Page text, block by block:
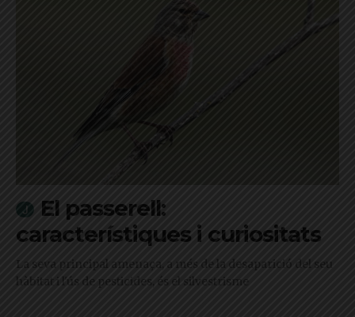
El passerell:
característiques i curiositats
La seva principal amenaça, a més de la desaparició del seu
hàbitat i l'ús de pesticides, és el silvestrisme